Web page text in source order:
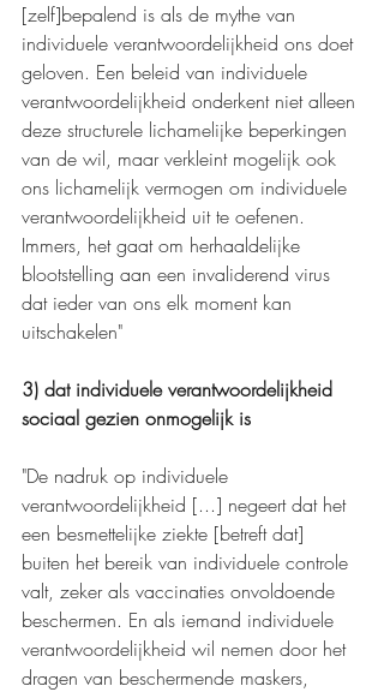
[zelf]bepalend is als de mythe van
individuele verantwoordelijkheid ons doet
geloven. Een beleid van individuele
verantwoordelijkheid onderkent niet alleen
deze structurele lichamelijke beperkingen
van de wil, maar verkleint mogelijk ook
ons lichamelijk vermogen om individuele
verantwoordelijkheid uit te oefenen.
Immers, het gaat om herhaaldelijke
blootstelling aan een invaliderend virus
dat ieder van ons elk moment kan
uitschakelen"
3) dat individuele verantwoordelijkheid
sociaal gezien onmogelijk is
"De nadruk op individuele
verantwoordelijkheid [...] negeert dat het
een besmettelijke ziekte [betreft dat]
buiten het bereik van individuele controle
valt, zeker als vaccinaties onvoldoende
beschermen. En als iemand individuele
verantwoordelijkheid wil nemen door het
dragen van beschermende maskers,